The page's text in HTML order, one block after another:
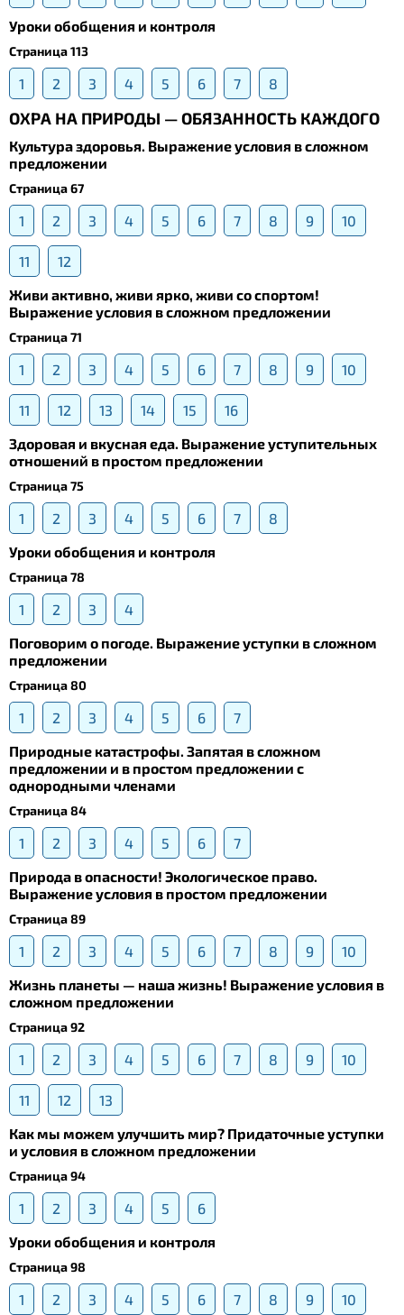
Уроки обобщения и контроля
Страница 113
1 2 3 4 5 6 7 8
ОХРА НА ПРИРОДЫ — ОБЯЗАННОСТЬ КАЖДОГО
Культура здоровья. Выражение условия в сложном
предложении
Страница 67
1 2 3 4 5 6 7 8 9 10
11
12
Живи активно, живи ярко, живи со спортом!
Выражение условия в сложном предложении
Страница 71
1 2 3 4 5 6 7 8 9 10
11 12 13 14 15
16
Здоровая и вкусная еда. Выражение уступительных
отношений в простом предложении
Страница 75
1 2 3 4 5 6 7
8
Уроки обобщения и контроля
Страница 78
1 2 3
4
Поговорим о погоде. Выражение уступки в сложном
предложении
Страница 80
1 2 3 4 5 6
7
Природные катастрофы. Запятая в сложном
предложении и в простом предложении с
однородными членами
Страница 84
1 2 3 4 5 6
7
Природа в опасности! Экологическое право.
Выражение условия в простом предложении
Страница 89
1 2 3 4 5 6 7 8 9
10
Жизнь планеты — наша жизнь! Выражение условия в
сложном предложении
Страница 92
1 2 3 4 5 6 7 8 9 10
11 12
13
Как мы можем улучшить мир? Придаточные уступки
и условия в сложном предложении
Страница 94
1 2 3 4 5
6
Уроки обобщения и контроля
Страница 98
1 2 3 4 5 6 7 8 9 10